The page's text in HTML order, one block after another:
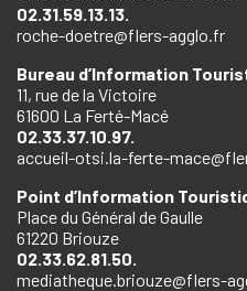
02.31.59.13.13.
roche-doetre@flers-agglo.fr
Bureau d’Information
11, rue de la Victoire
61600 La Ferté-Macé
02.33.37.10.97.
accueil-otsi.la-ferte-
Point d’Information
Place du Général de Gaulle
61220 Briouze
02.33.62.81.50.
mediatheque.briouze@flers-